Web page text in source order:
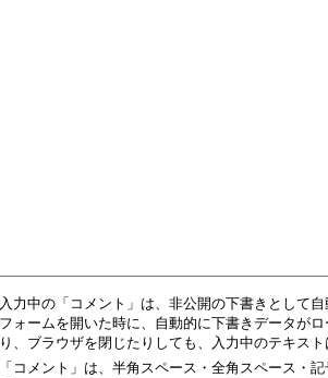
入力中の「コメント」は、非公開の下書きとして
フォームを開いた時に、自動的に下書きデータが
り、ブラウザを閉じたりしても、入力中のテキスト
「コメント」は、半角スペース・全角スペース・